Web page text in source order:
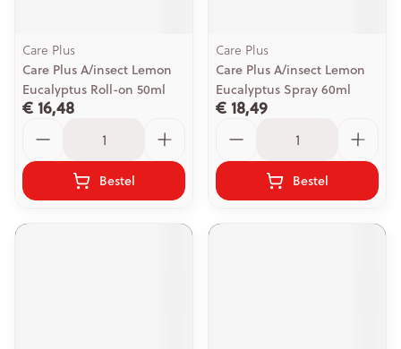
Care Plus
Care Plus A/insect Lemon
Eucalyptus Roll-on 50ml
€ 16,48
Bestel
Care Plus
Care Plus A/insect Lemon
Eucalyptus Spray 60ml
€ 18,49
Bestel